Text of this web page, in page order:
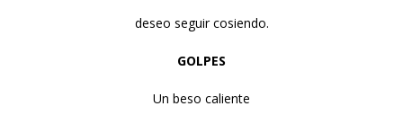
deseo seguir cosiendo.
GOLPES
Un beso caliente